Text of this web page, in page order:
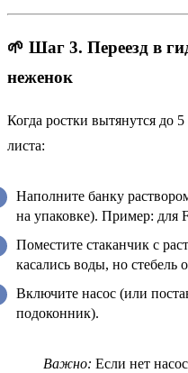
🌱 Шаг 3. Переезд в
неженок
Когда ростки вытянутся до
листа:
Наполните банку
на упаковке). Пример: для
Поместите стаканчик с
касались воды, но стебель
Включите насос (или
подоконник).
Важно: Если нет